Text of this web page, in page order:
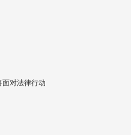
对法律行动